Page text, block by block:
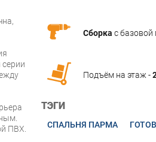
Сборка с базовой
Подъём на этаж -
ТЭГИ
СПАЛЬНЯ ПАРМА
ПВХ.